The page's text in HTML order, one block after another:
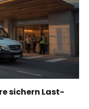
sichern Last-